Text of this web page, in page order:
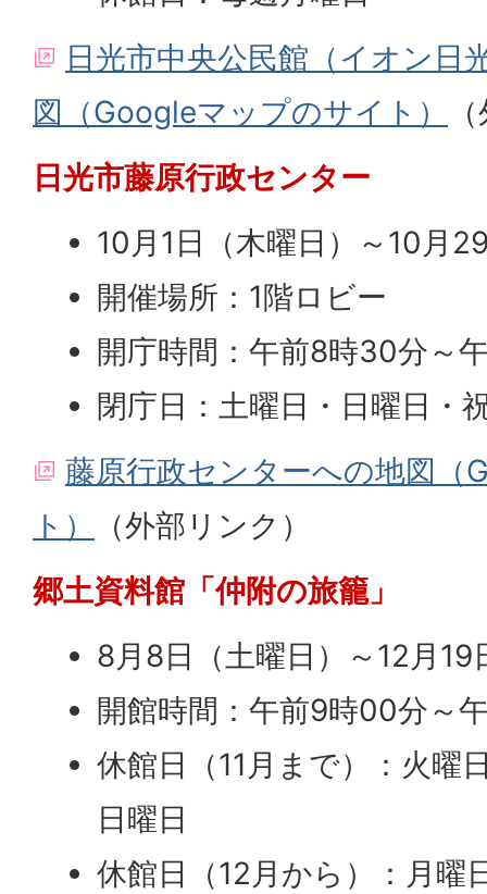
日光市中央公民館（イオン日
図（Googleマップのサイト）
日光市藤原行政センター
10月1日（木曜日）～10月
開催場所：1階ロビー
開庁時間：午前8時30分～
閉庁日：土曜日・日曜日・
藤原行政センターへの地図（
ト）
（外部リンク）
郷土資料館「仲附の旅籠」
8月8日（土曜日）～12月19
開館時間：午前9時00分～
休館日（11月まで）：火曜
日曜日
休館日（12月から）：月曜